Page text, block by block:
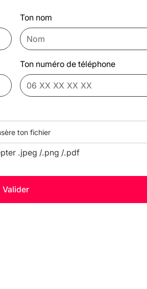
Ton nom
Ton numéro de téléphone
ton fichier
.jpeg /.png /.pdf